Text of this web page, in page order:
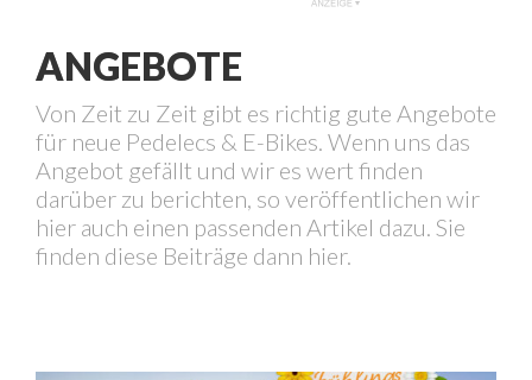
ANGEBOTE
Von Zeit zu Zeit gibt es richtig gute Angebote
für neue Pedelecs & E-Bikes. Wenn uns das
Angebot gefällt und wir es wert finden
darüber zu berichten, so veröffentlichen wir
hier auch einen passenden Artikel dazu. Sie
finden diese Beiträge dann hier.